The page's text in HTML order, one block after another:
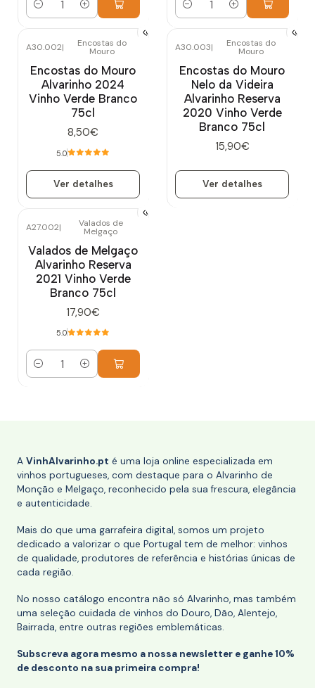
Quantidade Quantidade
Esgotado
A30.002| Encostas do
Mouro
Encostas do Mouro
Alvarinho 2024
Vinho Verde Branco
75cl
8,50€
5.0
Ver detalhes
Esgotado
A30.003| Encostas do
Mouro
Encostas do Mouro
Nelo da Videira
Alvarinho Reserva
2020 Vinho Verde
Branco 75cl
15,90€
Ver detalhes
A27.002| Valados de
Melgaço
Valados de Melgaço
Alvarinho Reserva
2021 Vinho Verde
Branco 75cl
17,90€
5.0
Quantidade
A VinhAlvarinho.pt é uma loja online especializada em
vinhos portugueses, com destaque para o Alvarinho de
Monção e Melgaço, reconhecido pela sua frescura, elegância
e autenticidade.
Mais do que uma garrafeira digital, somos um projeto
dedicado a valorizar o que Portugal tem de melhor: vinhos
de qualidade, produtores de referência e histórias únicas de
cada região.
No nosso catálogo encontra não só Alvarinho, mas também
uma seleção cuidada de vinhos do Douro, Dão, Alentejo,
Bairrada, entre outras regiões emblemáticas.
Subscreva agora mesmo a nossa newsletter e ganhe 10%
de desconto na sua primeira compra!